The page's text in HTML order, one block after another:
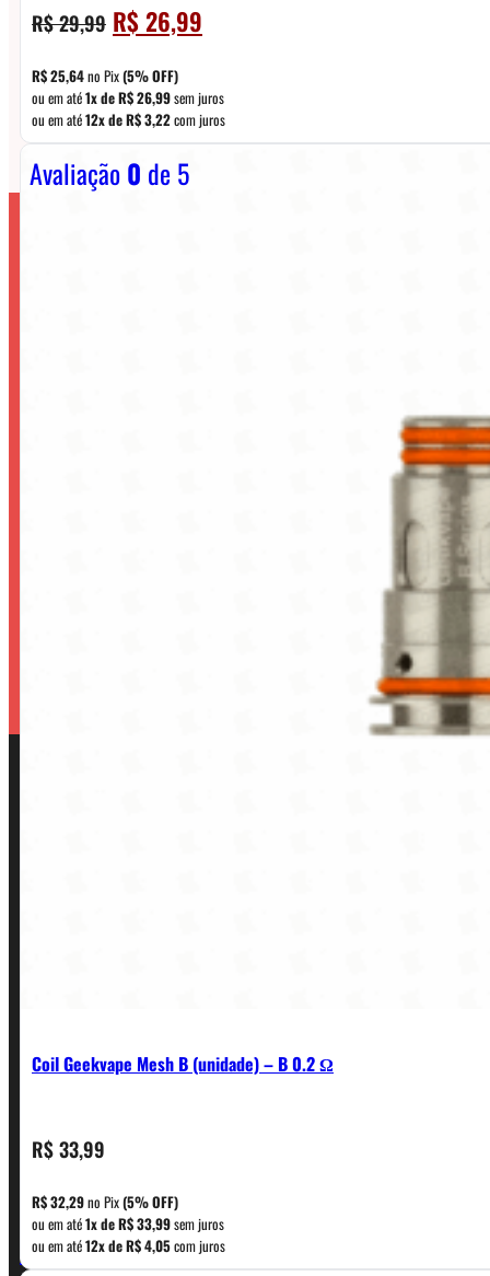
R$29,99 O
preço
original
era:
R$ 29,99.
R$26,99
preço
é:
R$ 26,99.
R$25,64no Pix(5% OFF)
ou em até1x deR$26,99sem juros
ou em até12x deR$3,22com juros
Avaliação0 de 5
Coil Geekvape Mesh B (unidade) – B 0.2 Ω
R$33,99
R$32,29no Pix(5% OFF)
ou em até1x deR$33,99sem juros
ou em até12x deR$4,05com juros
CONTATO
WhatsApp: (11) 5229-0120